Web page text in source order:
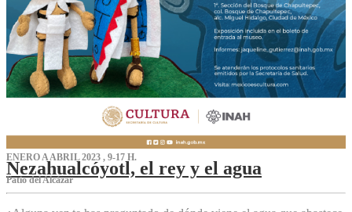
ENERO A ABRIL 2023 , 9-17 H.
Nezahualcóyotl, el rey y el agua
Patio del Alcázar